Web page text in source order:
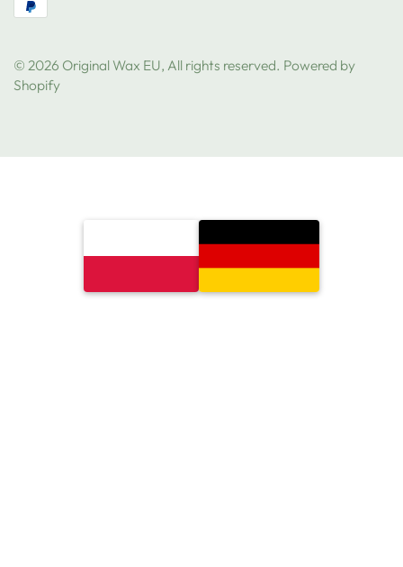
© 2026 Original Wax EU, All rights reserved. Powered by
Shopify